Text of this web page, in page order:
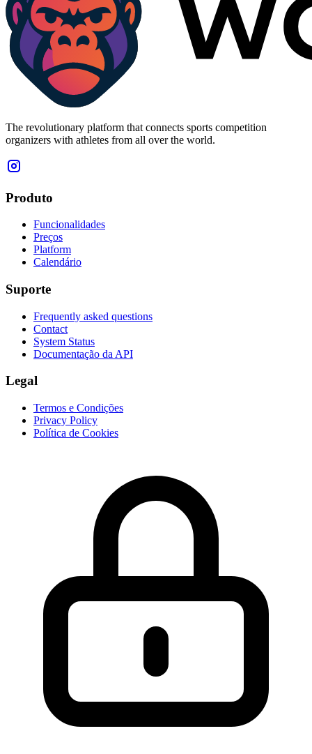
The revolutionary platform that connects sports competition
organizers with athletes from all over the world.
Produto
Funcionalidades
Preços
Platform
Calendário
Suporte
Frequently asked questions
Contact
System Status
Documentação da API
Legal
Termos e Condições
Privacy Policy
Política de Cookies